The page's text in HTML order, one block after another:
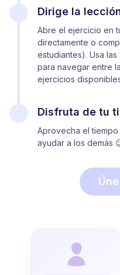
Dirige la
Abre el ejercicio en
directamente o
estudiantes). Usa
para navegar entre
ejercicios
Disfruta de tu
Aprovecha el
ayudar a los demás